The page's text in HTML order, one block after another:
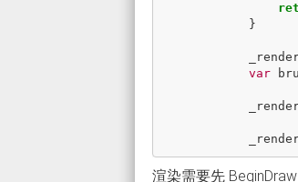
}
var
渲染需要先